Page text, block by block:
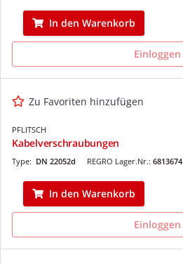
In den Warenkorb
Einloggen
Zu Favoriten hinzufügen
PFLITSCH
Kabelverschraubungen
REGRO Lager.Nr.: 6813674
Type: DN 22052d
In den Warenkorb
Einloggen